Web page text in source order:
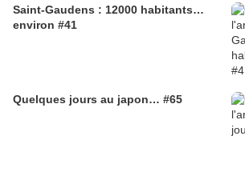
Saint-Gaudens : 12000 habitants…
environ #41
Quelques jours au japon… #65